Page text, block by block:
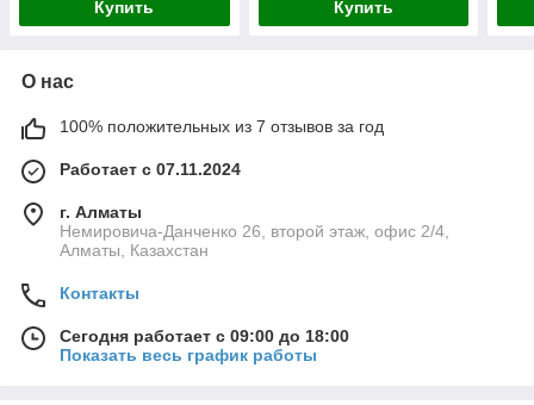
Купить Купить
О нас
100% положительных из 7 отзывов за год
Работает с 07.11.2024
г. Алматы
Немировича-Данченко 26, второй этаж, офис 2/4,
Алматы, Казахстан
Контакты
Сегодня работает с 09:00 до 18:00
Показать весь график работы